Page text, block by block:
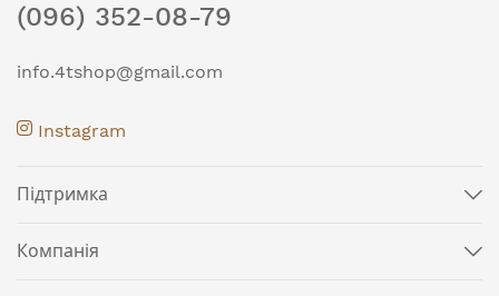
(096) 352-08-79
info.4tshop@gmail.com
Instagram
Підтримка
Компанія